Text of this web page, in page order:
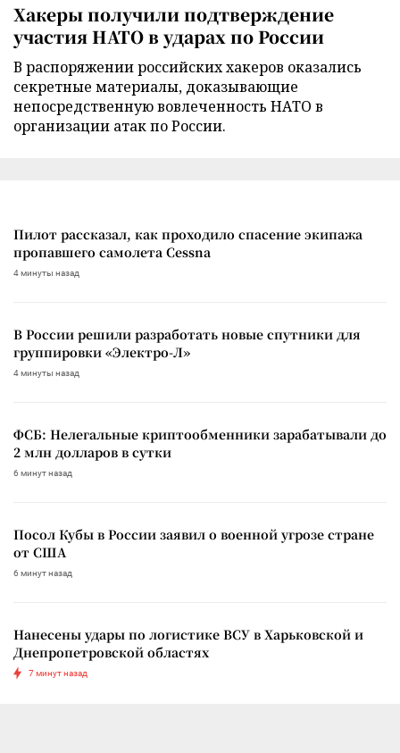
Хакеры получили подтверждение
участия НАТО в ударах по России
В распоряжении российских хакеров оказались
секретные материалы, доказывающие
непосредственную вовлеченность НАТО в
организации атак по России.
Пилот рассказал, как проходило спасение экипажа
пропавшего самолета Cessna
4 минуты назад
В России решили разработать новые спутники для
группировки «Электро-Л»
4 минуты назад
ФСБ: Нелегальные криптообменники зарабатывали до
2 млн долларов в сутки
6 минут назад
Посол Кубы в России заявил о военной угрозе стране
от США
6 минут назад
Нанесены удары по логистике ВСУ в Харьковской и
Днепропетровской областях
7 минут назад